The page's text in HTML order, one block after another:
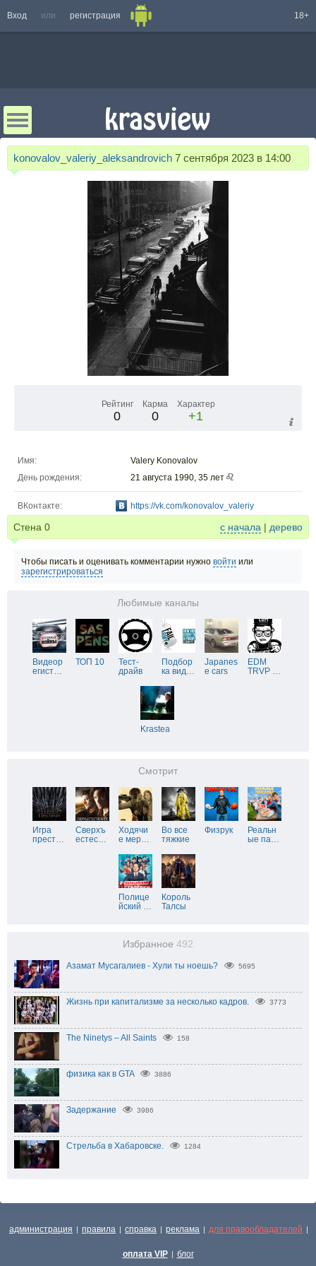
Вход или регистрация 18+
konovalov_valeriy_aleksandrovich 7 сентября 2023 в 14:00
Рейтинг
0
Карма
0
Характер
+1
Имя:
Valery Konovalov
День рождения:
21 августа 1990, 35 лет
ВКонтакте: https://vk.com/konovalov_valeriy
Стена 0 с начала | дерево
Чтобы писать и оценивать комментарии нужно войти или
зарегистрироваться
Любимые каналы
Видеор
егист…
ТОП 10
Тест-
драйв
Подбор
ка вид…
Japanes
e cars
EDM
TRVP …
Krastea
Смотрит
Игра
прест…
Сверхъ
естес…
Ходячи
е мер…
Во все
тяжкие
Физрук
Реальн
ые па…
Полице
йский …
Король
Талсы
Избранное 492
Азамат Мусагалиев - Хули ты ноешь? 5695
Жизнь при капитализме за несколько кадров. 3773
The Ninetys – All Saints 158
физика как в GTA 3886
Задержание 3986
Стрельба в Хабаровске. 1284
администрация | правила | справка | реклама | для правообладателей |
оплата VIP | блог